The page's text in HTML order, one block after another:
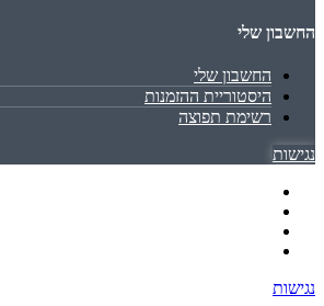
החשבון שלי
החשבון שלי
היסטוריית ההזמנות
רשימת תפוצה
נגישות
נגישות